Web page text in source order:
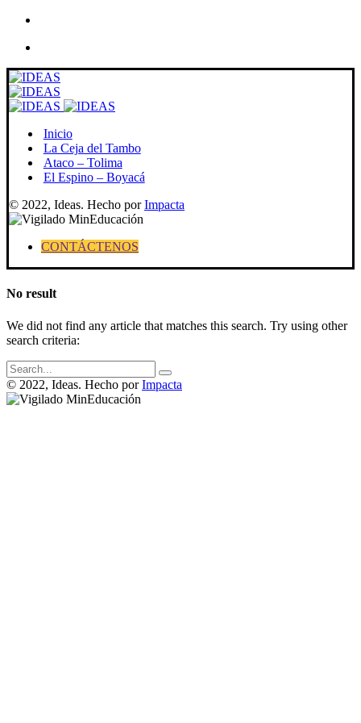
Skip
to
content
Inicio
La Ceja del Tambo
Ataco – Tolima
El Espino – Boyacá
© 2022, Ideas. Hecho porImpacta
CONTÁCTENOS
No result
We did not find any article that matches this search. Try using other
search criteria:
Search
for
© 2022, Ideas. Hecho porImpacta